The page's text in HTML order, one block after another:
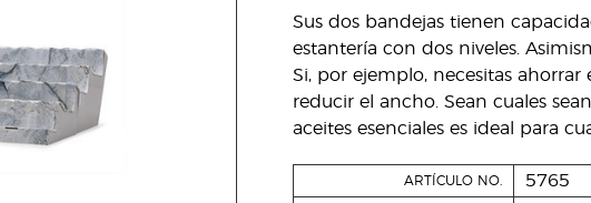
Sus dos bandejas tienen
estantería con dos niveles.
Si, por ejemplo, necesitas
reducir el ancho. Sean cuales
aceites esenciales es ideal para
ARTÍCULO NO. 5765